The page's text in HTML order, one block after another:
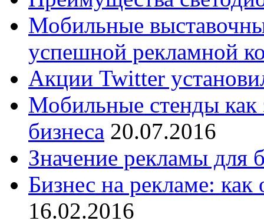
Мобильные
успешной рекламной
Акции Twitter
Мобильные стенды как
бизнеса 20.07.2016
Значение рекламы для
Бизнес на рекламе: как
16.02.2016